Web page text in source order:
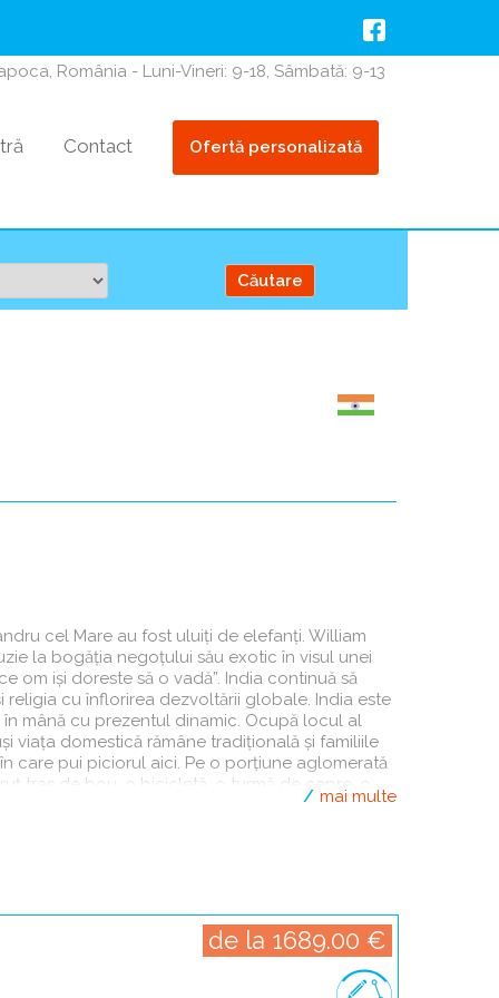
România - Luni-Vineri: 9-18, Sâmbată: 9-13
Contact Ofertă personalizată
Templul Meenakshi, Madurai - India
cel Mare au fost uluiţi de elefanţi. William
la bogăţia negoţului său exotic în visul unei
om işi doreste să o vadă”. India continuă să
cu înflorirea dezvoltării globale. India este
mână cu prezentul dinamic. Ocupă locul al
viaţa domestică rămâne tradiţională şi familiile
care pui piciorul aici. Pe o porţiune aglomerată
tras de bou, o bicicletă, o turmă de capre, o
mână, un Mercedes ultimul model, o vacă, un
Capitala Teritoriului Naţional datorită
ţara a cunoscut numeroase războaie şi
mai multe
de la 1689.00 €